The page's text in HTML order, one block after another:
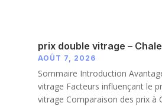
prix double vitrage –
AOÛT 7, 2026
Sommaire Introduction
vitrage Facteurs influençant le
vitrage Comparaison des prix à